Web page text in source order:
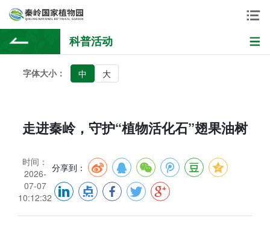
科普活动
字体大小： 中 大
走进秦岭，守护“植物活化石”翅果油树
时间：
2026-
07-07
10:12:32
分享到：